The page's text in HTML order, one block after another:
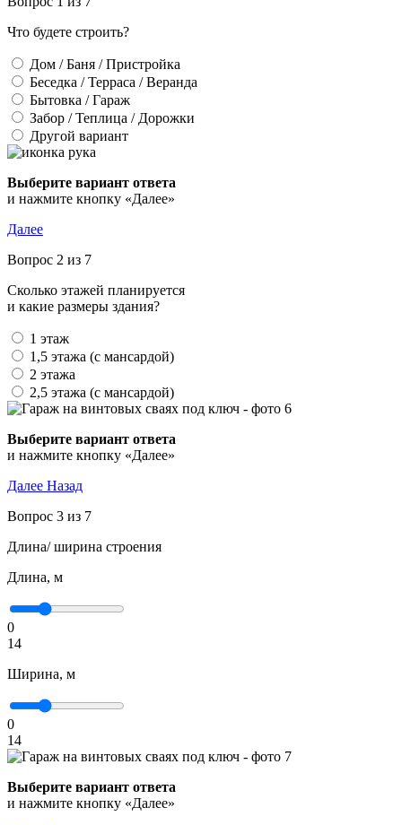
Что будете строить?
Дом / Баня / Пристройка
Беседка / Терраса / Веранда
Бытовка / Гараж
Забор / Теплица / Дорожки
Другой вариант
Выберите вариант ответа
и нажмите кнопку «Далее»
Далее
Вопрос 2 из 7
Сколько этажей планируется
и какие размеры здания?
1 этаж
1,5 этажа (с мансардой)
2 этажа
2,5 этажа (с мансардой)
Выберите вариант ответа
и нажмите кнопку «Далее»
Далее Назад
Вопрос 3 из 7
Длина/ ширина строения
Длина, м
0
14
Ширина, м
0
14
Выберите вариант ответа
и нажмите кнопку «Далее»